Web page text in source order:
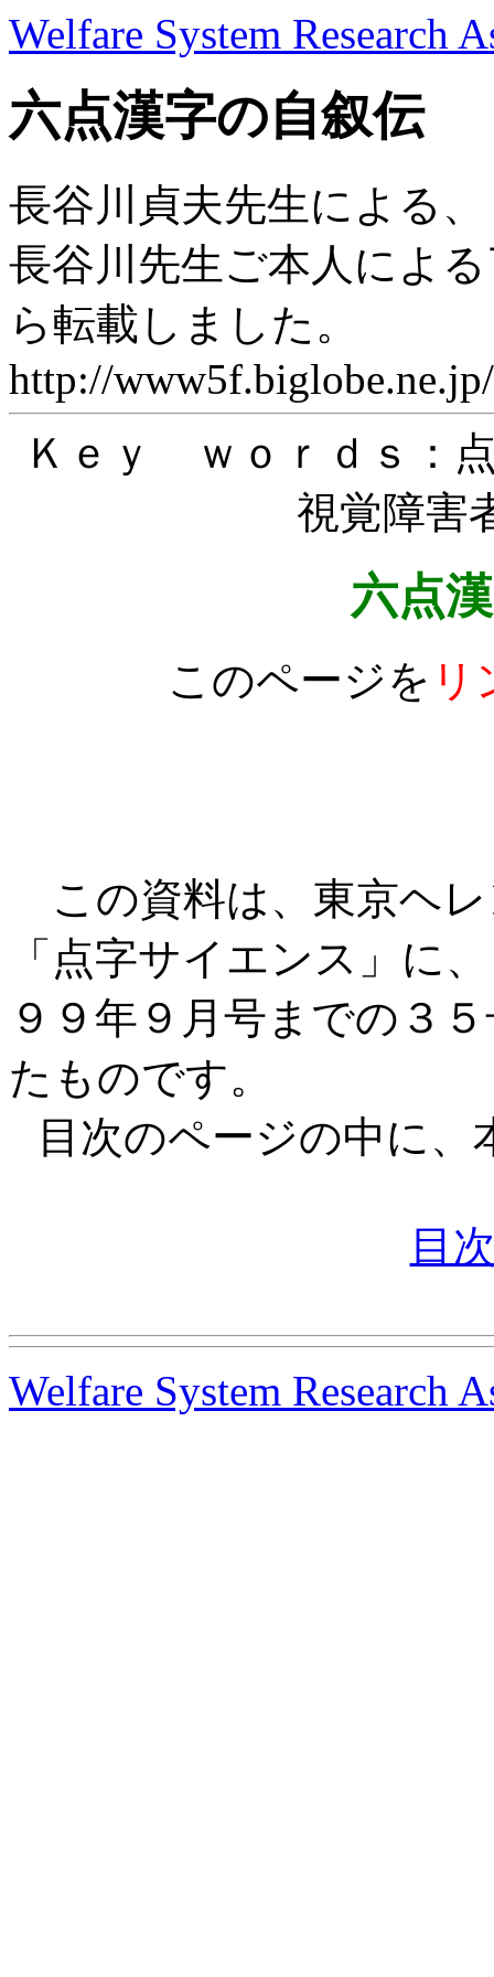
Welfare System Research
六点漢字の自叙伝
長谷川貞夫先生による
長谷川先生ご本人によ
ら転載しました。
http://
Ｋｅｙ ｗｏｒｄｓ：
視覚障害
六点
このページを リ
この資料は、東京ヘ
「点字サイエンス」に
９９年９月号までの３
たものです。
目次のページの中に
目
Welfare System Research